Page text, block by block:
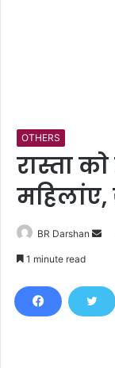
OTHERS
रास्ता
महिलांए,
BR Darshan
d
1 minute read